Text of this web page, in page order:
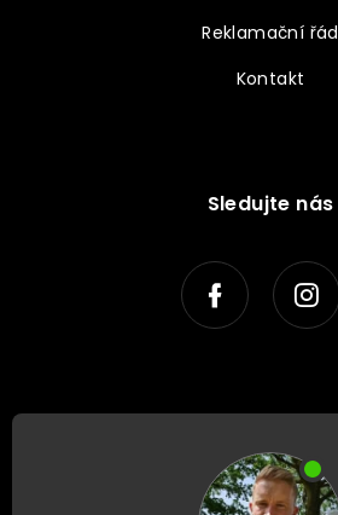
Reklamační řád
Kontakt
Sledujte nás